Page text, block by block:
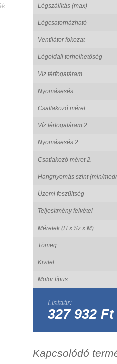
Légszállítás (max)
Légcsatornázható
Ventilátor fokozat
Légoldali terhelhetőség
Víz térfogatáram
Nyomásesés
Csatlakozó méret
Víz térfogatáram 2.
Nyomásesés 2.
Csatlakozó méret 2.
Hangnyomás szint (min/
Üzemi feszültség
Teljesítmény felvétel
Méretek (H x Sz x M)
Tömeg
Kivitel
Motor típus
Listaár:
327 932
Kapcsolódó